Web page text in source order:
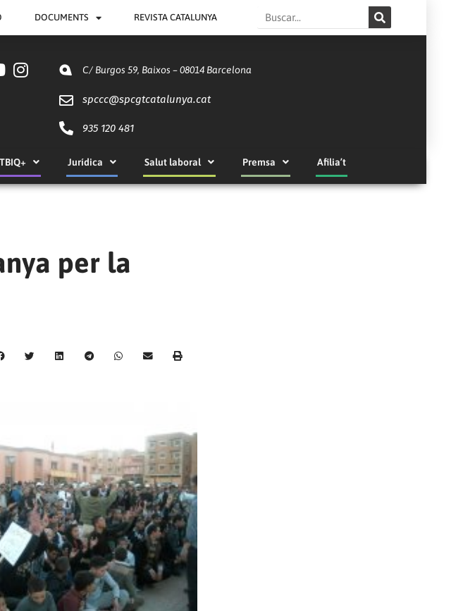
DOCUMENTS REVISTA CATALUNYA Search
C/ Burgos 59, Baixos – 08014 Barcelona
spccc@spcgtcatalunya.cat
935 120 481
Jurídica Salut laboral Premsa Afilia’t
per la